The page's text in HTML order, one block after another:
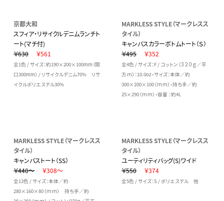
京都大和
スフィア・リサイクルデニムランチト
ート(マチ付)
￥630
￥561
全1色 / サイズ：約190×200×100mm（間
口300mm） / リサイクルデニム70% リサ
イクルポリエステル30%
MARKLESS STYLE（マークレスス
タイル）
キャンバスカラーボトムトート（Ｓ）
￥495
￥352
全4色 / サイズ：F / コットン（３２０ｇ／平
方ｍ）：10.0oz・サイズ：本体／約
300×200×100（ｍｍ）・持ち手／約
25×290（ｍｍ）・容量 ：約4L
MARKLESS STYLE（マークレスス
タイル）
キャンバストート（SS）
￥440～
￥308～
全13色 / サイズ：本体／約
280×160×80（ｍｍ） 持ち手／約
MARKLESS STYLE（マークレスス
タイル）
ユーティリティバッグ(S)ワイド
￥550
￥374
全5色 / サイズ：S / ポリエステル 他